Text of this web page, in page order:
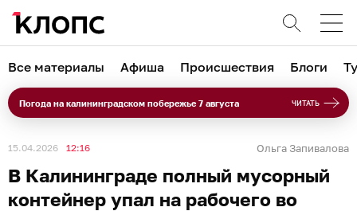
Все материалы Афиша Происшествия Блоги
Погода на калининградском побережье 7 августа ЧИТАТЬ
15.04.2026 12:16 Ольга Запивалова
В Калининграде полный мусорный
контейнер упал на рабочего во